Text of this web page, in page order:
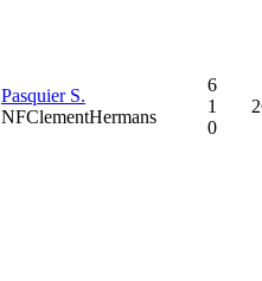
Pasquier S.
NFClementHermans
6
1
0